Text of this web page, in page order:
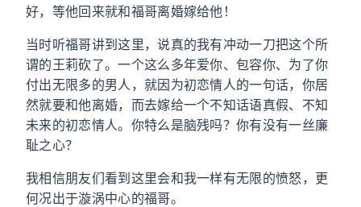
好，等他回来就和福哥离婚嫁给他！
当时听福哥讲到这里，说真的我有冲动一刀把这个所
谓的王莉砍了。一个这么多年爱你、包容你、为了你
付出无限多的男人，就因为初恋情人的一句话，你居
然就要和他离婚，而去嫁给一个不知话语真假、不知
未来的初恋情人。你特么是脑残吗？你有没有一丝廉
耻之心？
我相信朋友们看到这里会和我一样有无限的愤怒，更
何况出于漩涡中心的福哥。